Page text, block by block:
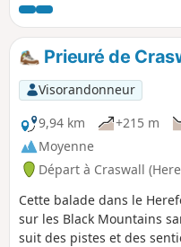
observer des milans
divers oiseaux eurasien,
que l'on voit beaucoup
très bien balisé dans les
classée comme modérée
peuvent être difficiles pour
Prieuré de
Visorandonneur
9,94 km
+215 m
Moyenne
Départ à Craswall
Cette balade dans le
sur les Black Mountains
suit des pistes et des